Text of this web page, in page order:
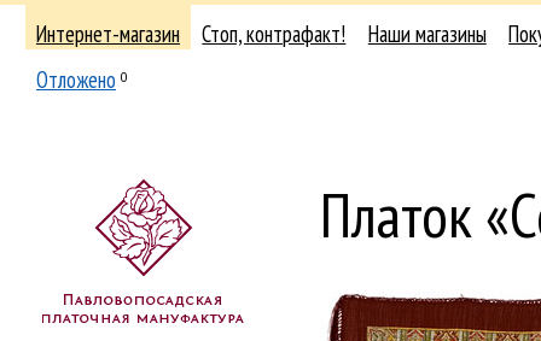
Интернет-магазин Стоп, контрафакт! Наши магазины
Отложено 0
Платок